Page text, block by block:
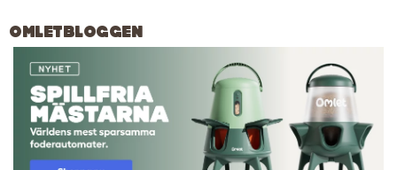
OMLETBLOGGEN